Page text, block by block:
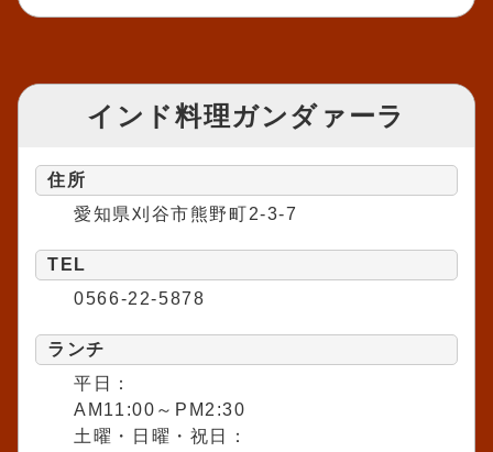
インド料理ガンダァーラ
住所
愛知県刈谷市熊野町2-3-7
TEL
0566-22-5878
ランチ
平日：
AM11:00～PM2:30
土曜・日曜・祝日：